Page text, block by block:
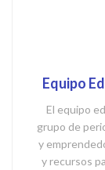
Equipo
El equipo
grupo de
y
y recursos